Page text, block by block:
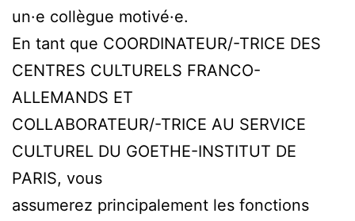
un·e collègue motivé·e.
En tant que COORDINATEUR/-TRICE DES
CENTRES CULTURELS FRANCO-
ALLEMANDS ET
COLLABORATEUR/-TRICE AU SERVICE
CULTUREL DU GOETHE-INSTITUT DE
PARIS, vous
assumerez principalement les fonctions